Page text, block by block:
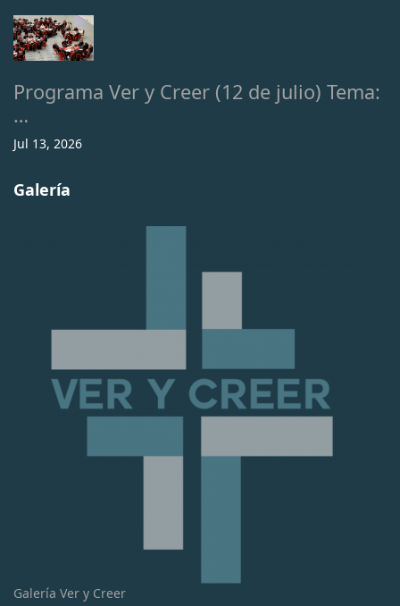
Programa Ver y Creer (12 de julio) Tema:
…
Jul 13, 2026
Galería
Galería Ver y Creer